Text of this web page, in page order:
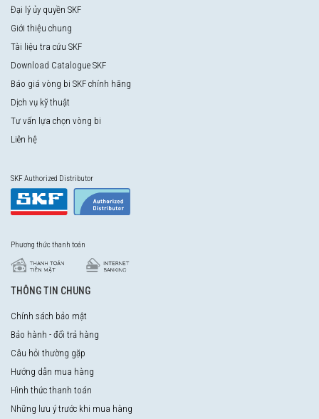
Đại lý ủy quyền SKF
Giới thiệu chung
Tài liệu tra cứu SKF
Download Catalogue SKF
Báo giá vòng bi SKF chính hãng
Dịch vụ kỹ thuật
Tư vấn lựa chọn vòng bi
Liên hệ
SKF Authorized Distributor
Phương thức thanh toán
THÔNG TIN CHUNG
Chính sách bảo mật
Bảo hành - đổi trả hàng
Câu hỏi thường gặp
Hướng dẫn mua hàng
Hình thức thanh toán
Những lưu ý trước khi mua hàng